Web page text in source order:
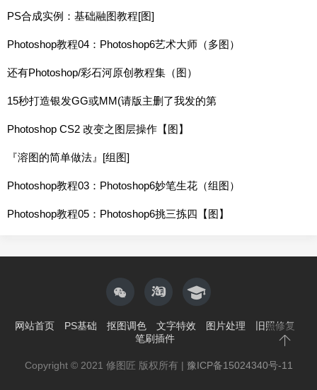
PS合成实例：基础融图教程[图]
Photoshop教程04：Photoshop6艺术大师（多图）
还有Photoshop/彩石河原创教程集（图）
15秒打造银发GG或MM(请版主删了我发的第
Photoshop CS2 改变之图层操作【图】
『溶图的简单做法』[组图]
Photoshop教程03：Photoshop6妙笔生花（组图）
Photoshop教程05：Photoshop6挑三拣四【图】
网站首页 PS基础 抠图调色 文字特效 图片处理
旧照修复
笔刷插件
Copyright © 2021 修图匠 版权所有 | 豫ICP备15024340号-11